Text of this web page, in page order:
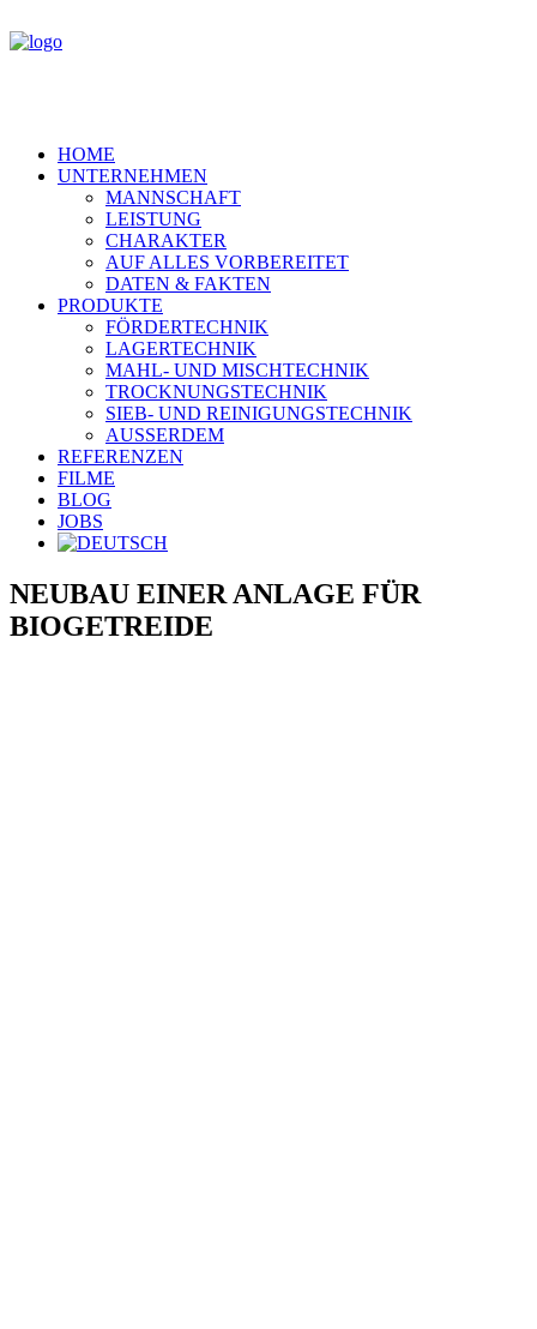
HOME
UNTERNEHMEN
MANNSCHAFT
LEISTUNG
CHARAKTER
AUF ALLES VORBEREITET
DATEN & FAKTEN
PRODUKTE
FÖRDERTECHNIK
LAGERTECHNIK
MAHL- UND MISCHTECHNIK
TROCKNUNGSTECHNIK
SIEB- UND REINIGUNGSTECHNIK
AUSSERDEM
REFERENZEN
FILME
BLOG
JOBS
NEUBAU EINER ANLAGE FÜR
BIOGETREIDE